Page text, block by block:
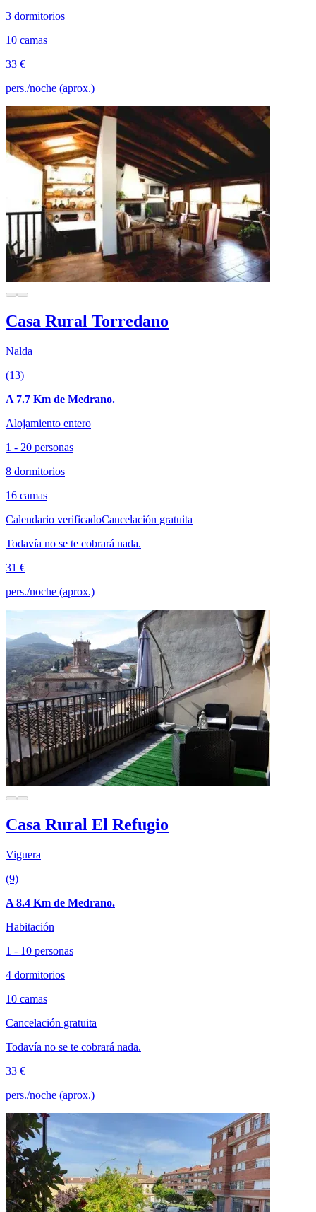
3 dormitorios
10 camas
33 €
pers./noche (aprox.)
Casa Rural Torredano
Nalda
(13)
A 7.7 Km de Medrano.
Alojamiento entero
1 - 20 personas
8 dormitorios
16 camas
Calendario verificadoCancelación gratuita
Todavía no se te cobrará nada.
31 €
pers./noche (aprox.)
Casa Rural El Refugio
Viguera
(9)
A 8.4 Km de Medrano.
Habitación
1 - 10 personas
4 dormitorios
10 camas
Cancelación gratuita
Todavía no se te cobrará nada.
33 €
pers./noche (aprox.)